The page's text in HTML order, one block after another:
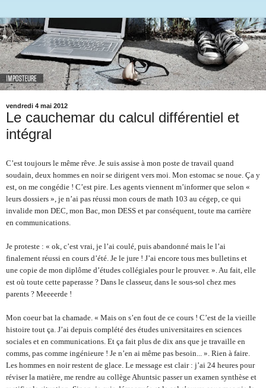
vendredi 4 mai 2012
Le cauchemar du calcul différentiel et
intégral
C’est toujours le même rêve. Je suis assise à mon poste de travail quand
soudain, deux hommes en noir se dirigent vers moi. Mon estomac se noue. Ça y
est, on me congédie ! C’est pire. Les agents viennent m’informer que selon «
leurs dossiers », je n’ai pas réussi mon cours de math 103 au cégep, ce qui
invalide mon DEC, mon Bac, mon DESS et par conséquent, toute ma carrière
en communications.
Je proteste : « ok, c’est vrai, je l’ai coulé, puis abandonné mais le l’ai
finalement réussi en cours d’été. Je le jure ! J’ai encore tous mes bulletins et
une copie de mon diplôme d’études collégiales pour le prouver. ». Au fait, elle
est où toute cette paperasse ? Dans le classeur, dans le sous-sol chez mes
parents ? Meeeerde !
Mon coeur bat la chamade. « Mais on s’en fout de ce cours ! C’est de la vieille
histoire tout ça. J’ai depuis complété des études universitaires en sciences
sociales et en communications. Et ça fait plus de dix ans que je travaille en
comms, pas comme ingénieure ! Je n’en ai même pas besoin... ». Rien à faire.
Les hommes en noir restent de glace. Le message est clair : j’ai 24 heures pour
réviser la matière, me rendre au collège Ahuntsic passer un examen synthèse et